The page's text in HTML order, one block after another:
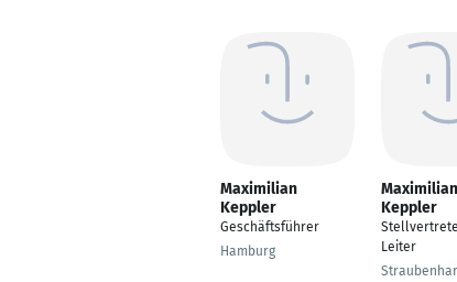
Maximilian
Keppler
Geschäftsführer
Hamburg
Maximilian
Keppler
Leiter